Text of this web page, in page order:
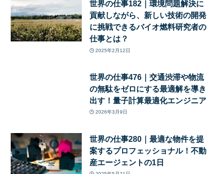
世界の仕事182｜環境問題解決に
貢献しながら、新しい技術の開発
に挑戦できるバイオ燃料研究者の
仕事とは？
2025年2月12日
世界の仕事476｜交通渋滞や物流
の無駄をゼロにする最適解を導き
出す！量子計算最適化エンジニア
2026年3月9日
世界の仕事280｜最適な物件を提
案するプロフェッショナル！不動
産エージェントの1日